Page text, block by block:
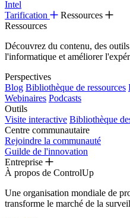
Intel
Tarification
Ressources
Ressources
Découvrez du contenu, des
l'informatique et améliorer
Perspectives
Blog Bibliothèque de ressources
Webinaires Podcasts
Outils
Visite interactive Bibliothèque
Centre communautaire
Rejoindre la communauté
Guilde de l'innovation
Entreprise
À propos de ControlUp
Une organisation mondiale de
transforme le marché de la